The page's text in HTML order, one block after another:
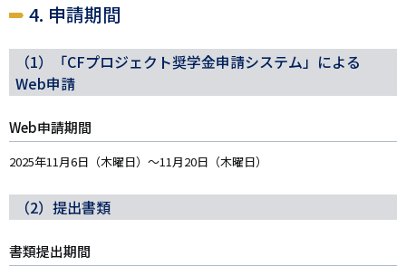
4. 申請期間
（1）「CFプロジェクト奨学金申請システム」による
Web申請
Web申請期間
2025年11月6日（木曜日）～11月20日（木曜日）
（2）提出書類
書類提出期間